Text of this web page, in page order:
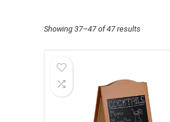
Showing 37–47 of 47 results